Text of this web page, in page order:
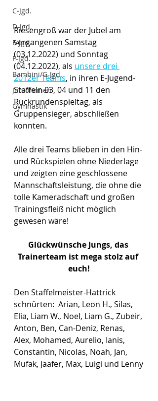
C-Jgd.
D-Jgd.
E-Jgd.
F-Jgd.
Bambini/G-Jgd.
Juniorinnen
Gymnastik
Riesengroß war der Jubel am
vergangenen Samstag
(03.12.2022) und Sonntag
(04.12.2022), als unsere drei
2012er Teams, in ihren E-Jugend-
Staffeln 03, 04 und 11 den
Rückrundenspieltag, als
Gruppensieger, abschließen
konnten.
Alle drei Teams blieben in den Hin-
und Rückspielen ohne Niederlage
und zeigten eine geschlossene
Mannschaftsleistung, die ohne die
tolle Kameradschaft und großen
Trainingsfleiß nicht möglich
gewesen wäre!
Glückwünsche Jungs, das
Trainerteam ist mega stolz auf
euch!
Den Staffelmeister-Hattrick
schnürten:  Arian, Leon H., Silas,
Elia, Liam W., Noel, Liam G., Zubeir,
Anton, Ben, Can-Deniz, Renas,
Alex, Mohamed, Aurelio, Ianis,
Constantin, Nicolas, Noah, Jan,
Mufak, Jaafer, Max, Luigi und Lenny